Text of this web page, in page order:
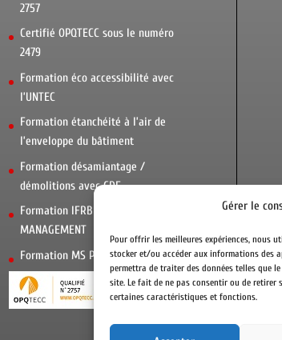
Gérer le
Pour offrir les meilleures expériences, nous
stocker et/ou accéder aux informations des
permettra de traiter des données telles que
site. Le fait de ne pas consentir ou de
certaines caractéristiques et fonctions.
2757
Certifié OPQTECC sous le numéro
2479
Formation éco accessibilité avec
l’UNTEC
Formation étanchéité à l’air de
l’enveloppe du bâtiment
Formation désamiantage /
démolitions avec CDF
Formation IFRB : LEAN
MANAGEMENT
Formation MS PROJECT avec CDF
Afficher